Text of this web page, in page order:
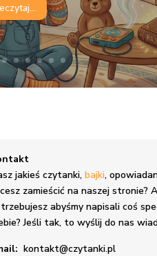
jakieś czytanki,bajki,
zamieścić na naszej stronie?
abyśmy napisali coś
Jeśli tak, to wyślij do nas
kontakt@czytanki.pl